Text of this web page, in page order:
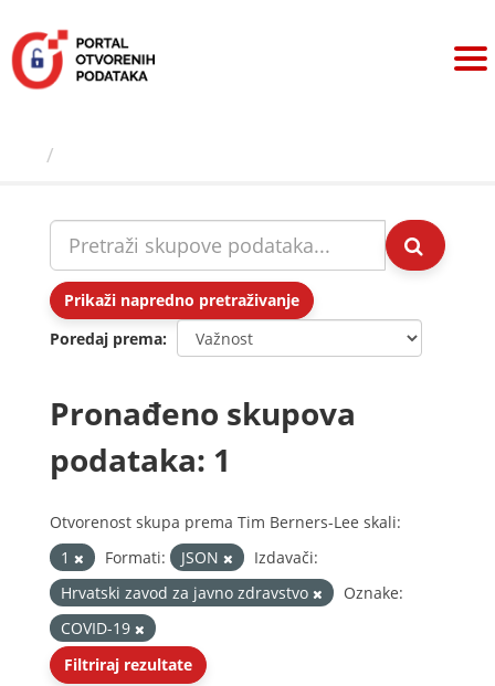
sadržaj
Prikaži napredno pretraživanje
Poredaj prema
Pronađeno skupova
podataka: 1
Otvorenost skupa prema Tim Berners-Lee skali:
1
Formati: JSON
Izdavači:
Hrvatski zavod za javno zdravstvo
Oznake:
COVID-19
Filtriraj rezultate